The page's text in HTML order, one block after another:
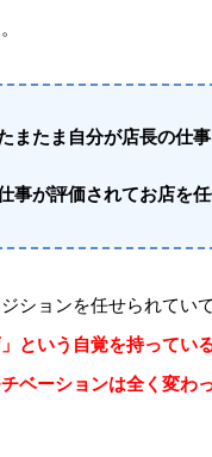
たま自分が店長の仕事
が評価されてお店を
ションを任せられていて
という自覚を持っている
ベーションは全く変わ